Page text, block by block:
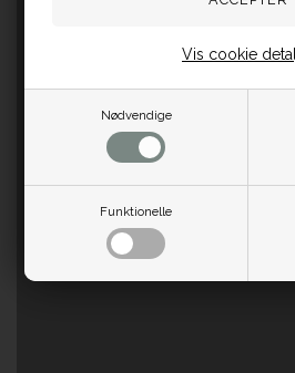
Nødvendige
Funktionelle
Vis cookie